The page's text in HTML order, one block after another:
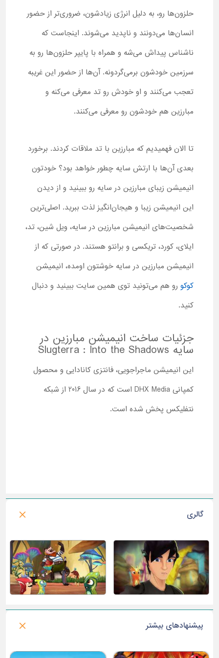
حلزون‌ها رو، به دلیل انر‌ژی زیادشون، ضروری‌تر از حضور
انسان‌ها می‌دونند و ناپدید می‌شوند. اینجاست که
ناشناس پیداش می‌شه و همراه با پایپر حلزون‌ها رو به
سرزمین خودشون برمی‌گردونه. آن‌ها از حضور این غریبه
تعجب می‌کنند و او خودش رو تد معرفی می‌کنه و
مبارزین هم خودشون رو معرفی می‌کنند.
تا الان فهمیدیم که مبارزین با تد ملاقات کردند. برخورد
بعدی آن‌ها با ارتش سایه چطور خواهد بود؟ خودتون
انیمیشن زیبای مبارزین در سایه رو ببینید و از دیدن
این انیمیشن زیبا و هیجان‌انگیز لذت ببرید. اصلی‌ترین
شخصیت‌های انیمیشن مبارزین در سایه، ویل شین، تد،
ایلای، کورد، تریکسی و برانتو هستند. در صورتی که از
انیمیشن مبارزین در سایه خوشتون اومده، انیمیشن
کوکو رو هم می‌تونید توی همین سایت ببینید و دنبال
کنید.
جزئیات ساخت انیمیشن مبارزین در
سایه Slugterra : Into the Shadows
این انیمیشن ماجراجویی، فانتزی کانادایی و محصول
کمپانی DHX Media است که در سال 2016 از شبکه
نتفلیکس پخش شده است.
گالری
پیشنهادهای بیشتر